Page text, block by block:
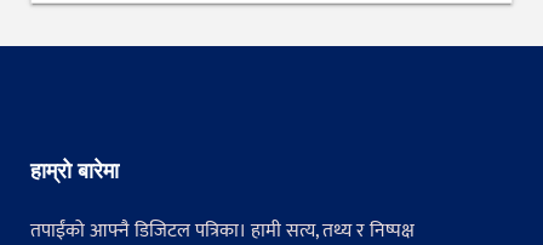
हाम्रो बारेमा
तपाईंको आफ्नै डिजिटल पत्रिका। हामी सत्य, तथ्य र निष्पक्ष